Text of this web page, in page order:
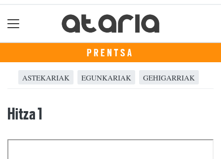
PRENTSA
ASTEKARIAK EGUNKARIAK GEHIGARRIAK
Hitza 1